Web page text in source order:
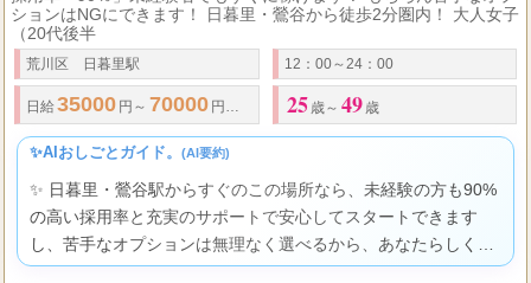
ションはNGにできます！ 日暮里・鶯谷から徒歩2分圏内！ 大人女子
（20代後半
荒川区 日暮里駅 12：00～24：00
日給 35000 円～ 70000 円も射程圏内 ● 60 分8000
25 歳～ 49 歳
✨AIおしごとガイド。 (AI要約)
✨ 日暮里・鶯谷駅からすぐのこの場所なら、未経験の方も90%
の高い採用率と充実のサポートで安心してスタートできます
し、苦手なオプションは無理なく選べるから、あなたらしく輝
きながら高収入も目指せる、心強い環境が整っていますよ。